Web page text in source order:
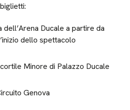
Ducale a partire da
dello spettacolo
Minore di Palazzo Ducale
Genova